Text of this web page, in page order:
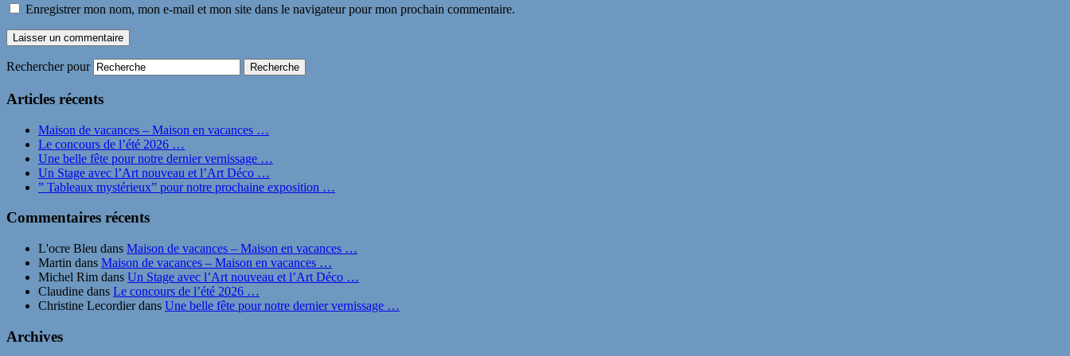
Enregistrer mon nom, mon e-mail et mon site dans le navigateur pour mon prochain commentaire.
Rechercher pour
Articles récents
Maison de vacances – Maison en vacances …
Le concours de l’été 2026 …
Une belle fête pour notre dernier vernissage …
Un Stage avec l’Art nouveau et l’Art Déco …
” Tableaux mystérieux” pour notre prochaine exposition …
Commentaires récents
L'ocre Bleu dans Maison de vacances – Maison en vacances …
Martin dans Maison de vacances – Maison en vacances …
Michel Rim dans Un Stage avec l’Art nouveau et l’Art Déco …
Claudine dans Le concours de l’été 2026 …
Christine Lecordierdans Une belle fête pour notre dernier vernissage …
Archives